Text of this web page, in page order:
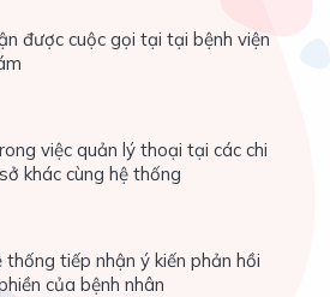
được cuộc gọi tại tại bệnh viện
việc quản lý thoại tại các chi
khác cùng hệ thống
thống tiếp nhận ý kiến phản hồi
của bệnh nhân